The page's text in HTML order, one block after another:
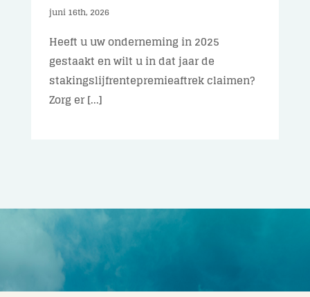
juni 16th, 2026
Heeft u uw onderneming in 2025
gestaakt en wilt u in dat jaar de
stakingslijfrentepremieaftrek claimen?
Zorg er [...]